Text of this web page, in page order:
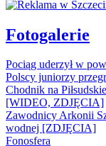
Fotogalerie
Pociąg uderzył w
Polscy juniorzy
Chodnik na
[WIDEO, ZDJĘCIA]
Zawodnicy Arkonii
wodnej [ZDJĘCIA]
Fonosfera